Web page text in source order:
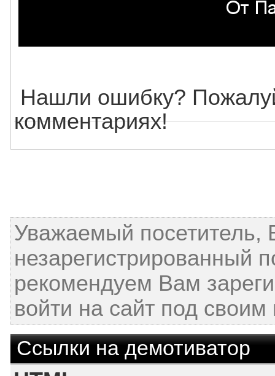
Нашли ошибку?
комментариях!
Уважаемый посетитель,
незарегистрированный
рекомендуем Вам
войти на сайт под
Ссылки на демотиватор